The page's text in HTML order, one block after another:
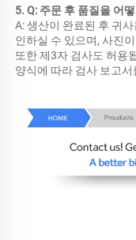
5. Q: 주문 후 품질을 어
A: 생산이 완료된 후 귀
인하실 수 있으며, 사진
또한 제3자 검사도 허용
양식에 따라 검사 보고